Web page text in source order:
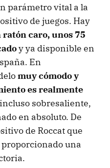
parámetro vital a la
de juegos. Hay
ratón caro, unos 75
y ya disponible en
En
muy cómodo y
es realmente
sobresaliente,
en absoluto. De
de Roccat que
una